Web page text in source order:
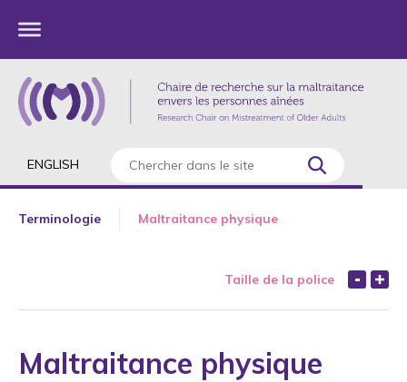
ENGLISH
Terminologie Maltraitance physique
Taille de la police
Maltraitance physique